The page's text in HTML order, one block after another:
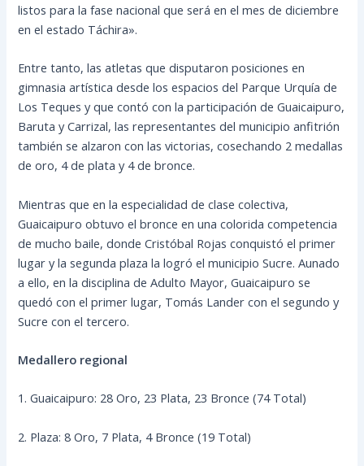
listos para la fase nacional que será en el mes de diciembre
en el estado Táchira».
Entre tanto, las atletas que disputaron posiciones en
gimnasia artística desde los espacios del Parque Urquía de
Los Teques y que contó con la participación de Guaicaipuro,
Baruta y Carrizal, las representantes del municipio anfitrión
también se alzaron con las victorias, cosechando 2 medallas
de oro, 4 de plata y 4 de bronce.
Mientras que en la especialidad de clase colectiva,
Guaicaipuro obtuvo el bronce en una colorida competencia
de mucho baile, donde Cristóbal Rojas conquistó el primer
lugar y la segunda plaza la logró el municipio Sucre. Aunado
a ello, en la disciplina de Adulto Mayor, Guaicaipuro se
quedó con el primer lugar, Tomás Lander con el segundo y
Sucre con el tercero.
Medallero regional
1. Guaicaipuro: 28 Oro, 23 Plata, 23 Bronce (74 Total)
2. Plaza: 8 Oro, 7 Plata, 4 Bronce (19 Total)